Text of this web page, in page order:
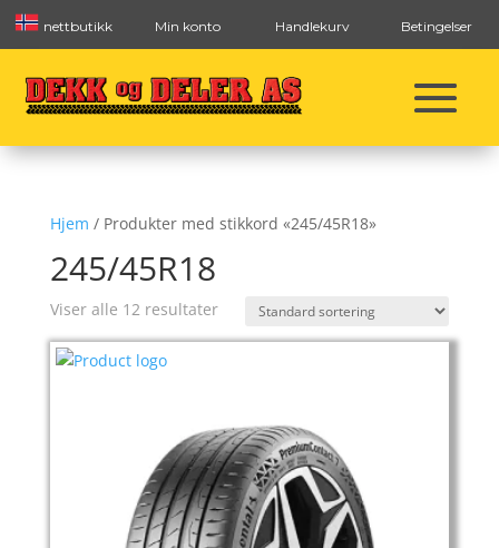
nettbutikk Min konto Handlekurv Betingelser
Hjem / Produkter med stikkord «245/45R18»
245/45R18
Viser alle 12 resultater